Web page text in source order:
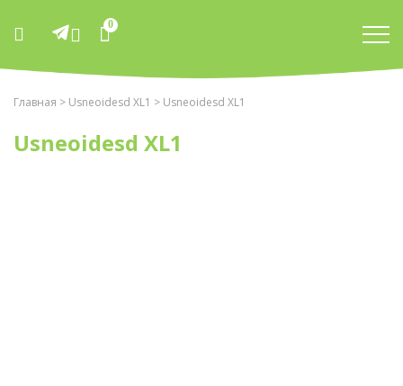
0
Главная > Usneoidesd XL1 > Usneoidesd XL1
Usneoidesd XL1